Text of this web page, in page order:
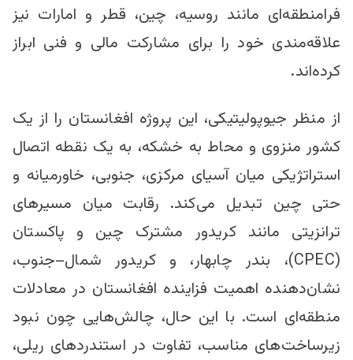
فرامنطقه‌ای مانند روسیه، چین، قطر و امارات نیز
علاقه‌مندی خود را برای مشارکت مالی و فنی ابراز
کرده‌اند.
از منظر جیوپولیتیکی، این پروژه افغانستان را از یک
کشور منزوی و محاط به خشکه، به یک نقطه اتصال
استراتژیکی میان آسیای مرکزی، جنوبی، خاورمیانه و
حتی چین تبدیل می‌کند. رقابت میان مسیرهای
ترانزیتی مانند کریدور مشترک چین و پاکستان
(CPEC)، بندر چابهار، و کریدور شمال–جنوب،
نشان‌دهنده اهمیت فزاینده افغانستان در معادلات
منطقه‌ای است. با این حال، چالش‌هایی چون نبود
زیرساخت‌های مناسب، تفاوت در استندردهای ریلی،